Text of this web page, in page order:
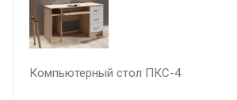
Компьютерный стол ПКС-4